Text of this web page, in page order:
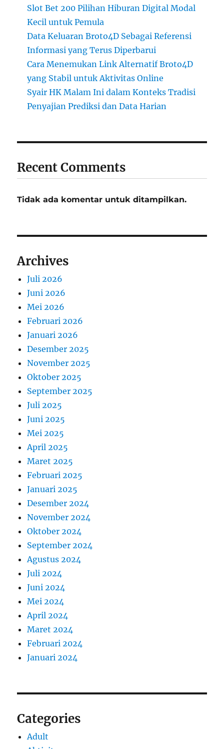
Slot Bet 200 Pilihan Hiburan Digital Modal
Kecil untuk Pemula
Data Keluaran Broto4D Sebagai Referensi
Informasi yang Terus Diperbarui
Cara Menemukan Link Alternatif Broto4D
yang Stabil untuk Aktivitas Online
Syair HK Malam Ini dalam Konteks Tradisi
Penyajian Prediksi dan Data Harian
Recent Comments
Tidak ada komentar untuk ditampilkan.
Archives
Juli 2026
Juni 2026
Mei 2026
Februari 2026
Januari 2026
Desember 2025
November 2025
Oktober 2025
September 2025
Juli 2025
Juni 2025
Mei 2025
April 2025
Maret 2025
Februari 2025
Januari 2025
Desember 2024
November 2024
Oktober 2024
September 2024
Agustus 2024
Juli 2024
Juni 2024
Mei 2024
April 2024
Maret 2024
Februari 2024
Januari 2024
Categories
Adult